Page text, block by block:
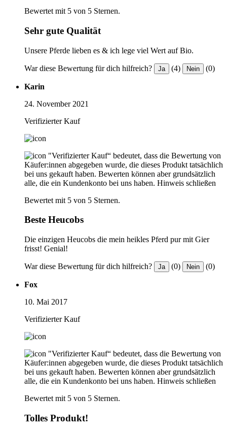
Bewertet mit 5 von 5 Sternen.
Sehr gute Qualität
Unsere Pferde lieben es & ich lege viel Wert auf Bio.
War diese Bewertung für dich hilfreich? Ja (4) Nein (0)
Karin
24. November 2021
Verifizierter Kauf
"Verifizierter Kauf“ bedeutet, dass die Bewertung von
Käufer:innen abgegeben wurde, die dieses Produkt tatsächlich
bei uns gekauft haben. Bewerten können aber grundsätzlich
alle, die ein Kundenkonto bei uns haben. Hinweis schließen
Bewertet mit 5 von 5 Sternen.
Beste Heucobs
Die einzigen Heucobs die mein heikles Pferd pur mit Gier
frisst! Genial!
War diese Bewertung für dich hilfreich? Ja (0) Nein (0)
Fox
10. Mai 2017
Verifizierter Kauf
"Verifizierter Kauf“ bedeutet, dass die Bewertung von
Käufer:innen abgegeben wurde, die dieses Produkt tatsächlich
bei uns gekauft haben. Bewerten können aber grundsätzlich
alle, die ein Kundenkonto bei uns haben. Hinweis schließen
Bewertet mit 5 von 5 Sternen.
Tolles Produkt!